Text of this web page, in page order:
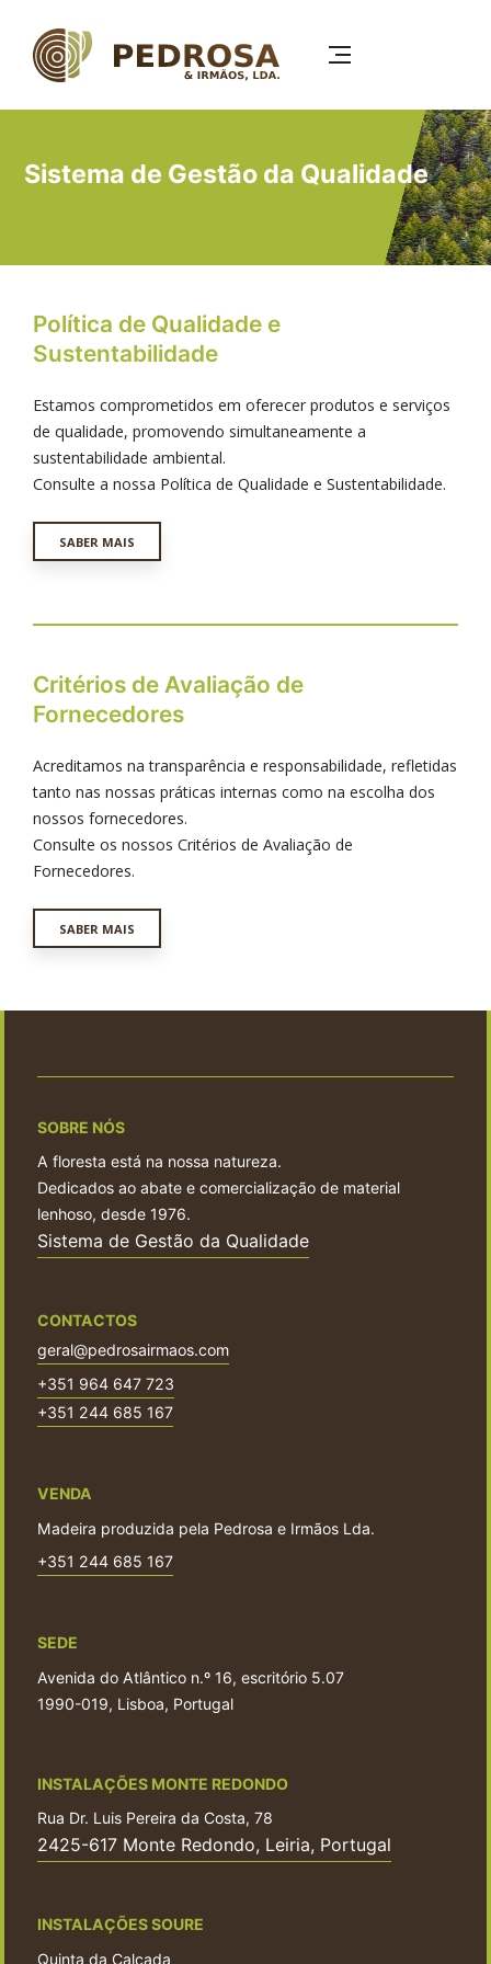
para
Sistema de Gestão da Qualidade
Política de Qualidade e
Sustentabilidade
Estamos comprometidos em oferecer produtos e serviços
de qualidade, promovendo simultaneamente a
sustentabilidade ambiental.
Consulte a nossa Política de Qualidade e Sustentabilidade.
SABER MAIS
Critérios de Avaliação de
Fornecedores
Acreditamos na transparência e responsabilidade, refletidas
tanto nas nossas práticas internas como na escolha dos
nossos fornecedores.
Consulte os nossos Critérios de Avaliação de
Fornecedores.
SABER MAIS
SOBRE NÓS
A floresta está na nossa natureza.
Dedicados ao abate e comercialização de material
lenhoso, desde 1976.
Sistema de Gestão da Qualidade
CONTACTOS
geral@pedrosairmaos.com
+351 964 647 723
+351 244 685 167
VENDA
Madeira produzida pela Pedrosa e Irmãos Lda.
+351 244 685 167
SEDE
Avenida do Atlântico n.º 16, escritório 5.07
1990-019, Lisboa, Portugal
INSTALAÇÕES MONTE REDONDO
Rua Dr. Luis Pereira da Costa, 78
2425-617 Monte Redondo, Leiria, Portugal
INSTALAÇÕES SOURE
Quinta da Calçada